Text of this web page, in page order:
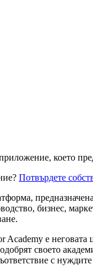
което
Потвърдете
бизнес,
е
своето
с